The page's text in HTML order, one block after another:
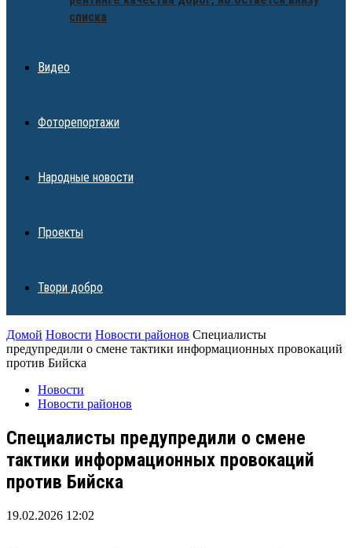
списка
Видео
Фоторепортажи
Народные новости
Проекты
Твори добро
Домой Новости Новости районов Специалисты
предупредили о смене тактики информационных провокаций
против Бийска
Новости
Новости районов
Специалисты предупредили о смене
тактики информационных провокаций
против Бийска
19.02.2026 12:02